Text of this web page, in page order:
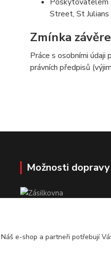
Street, St
Zmínka
Práce s osobními údaji
právních předpisů
Možnosti dopravy
Náš e-shop a partneři potřebují